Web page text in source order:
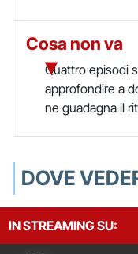
Cosa non va
Quattro episodi
approfondire a
ne guadagna il
DOVE
IN STREAMING SU: